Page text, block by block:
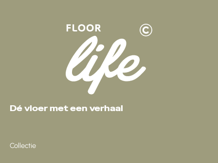
Dé vloer met een verhaal
Collectie